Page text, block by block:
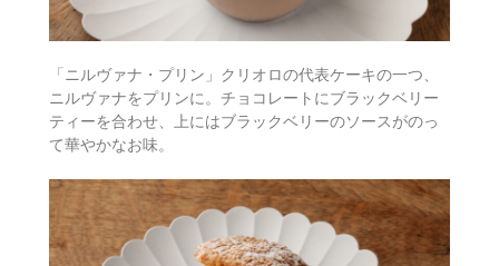
「ニルヴァナ・プリン」クリオロの代表ケーキの一つ、
ニルヴァナをプリンに。チョコレートにブラックベリー
ティーを合わせ、上にはブラックベリーのソースがのっ
て華やかなお味。